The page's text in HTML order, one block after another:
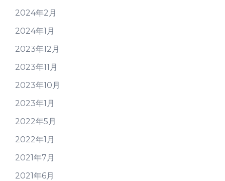
2024年2月
2024年1月
2023年12月
2023年11月
2023年10月
2023年1月
2022年5月
2022年1月
2021年7月
2021年6月